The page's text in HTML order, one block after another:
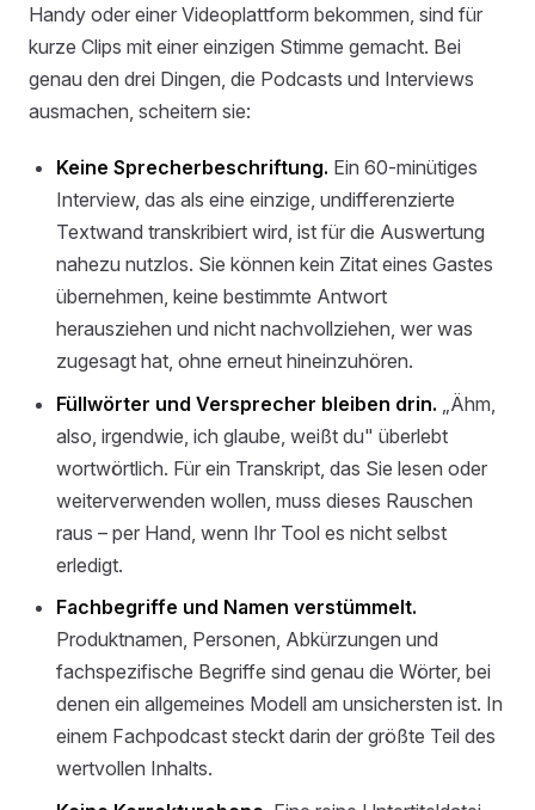
Handy oder einer Videoplattform bekommen, sind für
kurze Clips mit einer einzigen Stimme gemacht. Bei
genau den drei Dingen, die Podcasts und Interviews
ausmachen, scheitern sie:
Keine Sprecher­beschriftung. Ein 60-minütiges
Interview, das als eine einzige, undifferenzierte
Textwand transkribiert wird, ist für die Auswertung
nahezu nutzlos. Sie können kein Zitat eines Gastes
übernehmen, keine bestimmte Antwort
herausziehen und nicht nachvollziehen, wer was
zugesagt hat, ohne erneut hineinzuhören.
Füllwörter und Versprecher bleiben drin. „Ähm,
also, irgendwie, ich glaube, weißt du" überlebt
wortwörtlich. Für ein Transkript, das Sie lesen oder
weiterverwenden wollen, muss dieses Rauschen
raus – per Hand, wenn Ihr Tool es nicht selbst
erledigt.
Fachbegriffe und Namen verstümmelt.
Produktnamen, Personen, Abkürzungen und
fachspezifische Begriffe sind genau die Wörter, bei
denen ein allgemeines Modell am unsichersten ist. In
einem Fachpodcast steckt darin der größte Teil des
wertvollen Inhalts.